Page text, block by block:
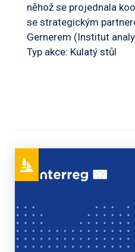
něhož se projednala
se strategickým
Gernerem (Institut
Typ akce: Kulatý stůl